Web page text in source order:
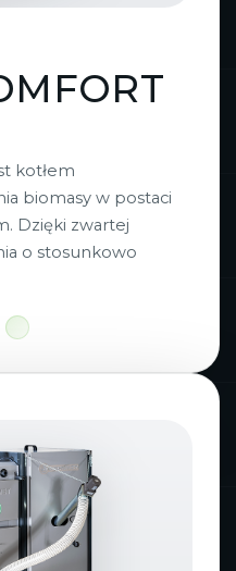
kotłem
biomasy w postaci
Dzięki zwartej
o stosunkowo